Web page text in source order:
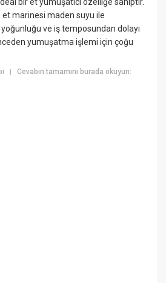
bir et yumuşatıcı özelliğe sahiptir.
et marinesi maden suyu ile
yoğunluğu ve iş temposundan dolayı
yumuşatma işlemi için çoğu
|Cevabın tamamını burada okuyun: